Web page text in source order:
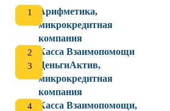
Арифметика,
микрокредитная
компания
Касса Взаимопомощи
ДеньгиАктив,
микрокредитная
компания
Касса Взаимопомощи,